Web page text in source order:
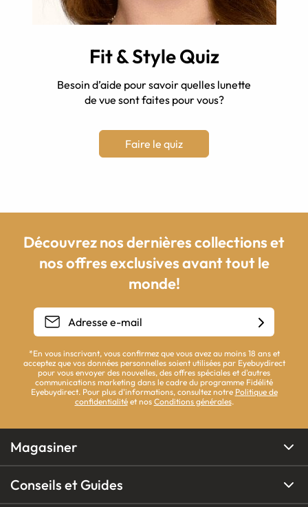
Fit & Style Quiz
Besoin d’aide pour savoir quelles lunette
de vue sont faites pour vous?
Faire le quiz
Découvrez nos dernières collections et
nos offres exclusives avant tout le
monde!
*En vous inscrivant, vous confirmez que vous avez au moins 18 ans et
acceptez que vos données personnelles soient utilisées par Eyebuydirect
pour vous envoyer des nouvelles, des offres spéciales et d'autres
communications marketing dans le cadre du programme Fidélité
Eyebuydirect. Pour plus d'informations, consultez notre Politique de
confidentialitéet nos Conditions générales.
Magasiner
Conseils et Guides